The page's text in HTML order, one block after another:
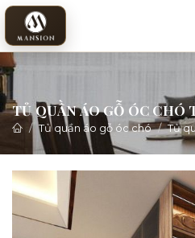
TỦ QUẦN ÁO GỖ ÓC CHÓ
Tủ quần áo gỗ óc chó Tủ